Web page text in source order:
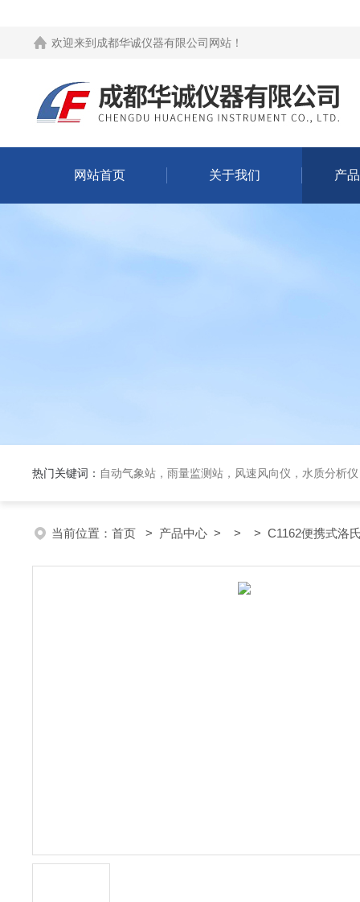
欢迎来到 成都华诚仪器有限公司网站 ！
网站首页 关于我们 产
热门关键词： 自动气象站，雨量监测站，风速风向仪，水质分析
当前位置： 首页 > 产品中心 > > > C1162便携式洛氏